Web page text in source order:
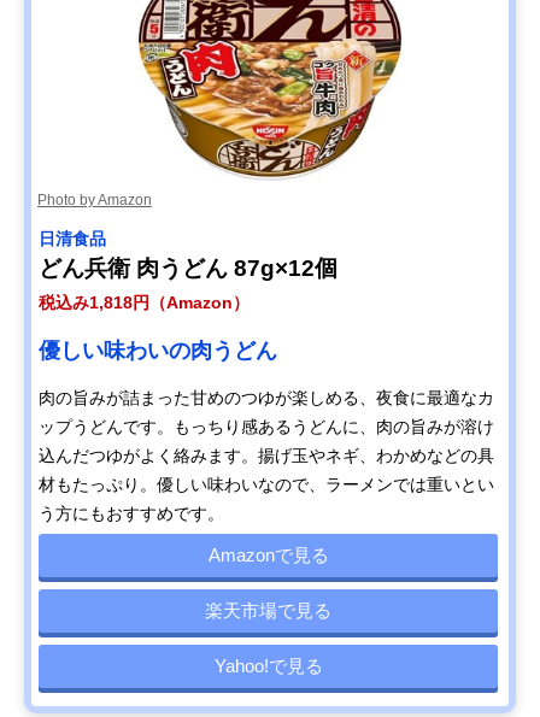
Photo by Amazon
日清食品
どん兵衛 肉うどん 87g×12個
税込み1,818円（Amazon）
優しい味わいの肉うどん
肉の旨みが詰まった甘めのつゆが楽しめる、夜食に最適なカ
ップうどんです。もっちり感あるうどんに、肉の旨みが溶け
込んだつゆがよく絡みます。揚げ玉やネギ、わかめなどの具
材もたっぷり。優しい味わいなので、ラーメンでは重いとい
う方にもおすすめです。
Amazonで見る
楽天市場で見る
Yahoo!で見る